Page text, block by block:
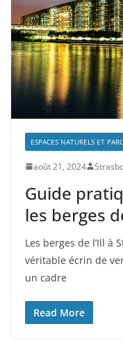
ESPACES NATURELS ET
août 21, 2024
Guide
les berges
Les berges de l’Ill à
véritable écrin de
un cadre
Read More